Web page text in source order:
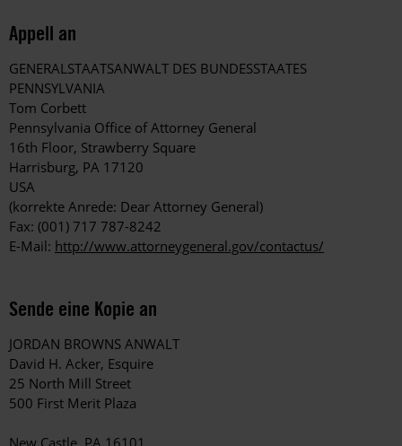
Appell an
GENERALSTAATSANWALT DES BUNDESSTAATES
PENNSYLVANIA
Tom Corbett
Pennsylvania Office of Attorney General
16th Floor, Strawberry Square
Harrisburg, PA 17120
USA
(korrekte Anrede: Dear Attorney General)
Fax: (001) 717 787-8242
E-Mail: http://www.attorneygeneral.gov/contactus/
Sende eine Kopie an
JORDAN BROWNS ANWALT
David H. Acker, Esquire
25 North Mill Street
500 First Merit Plaza